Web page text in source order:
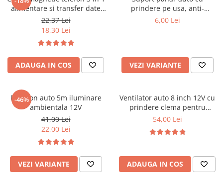
Plasa elastica & Organizator Auto
Prelate Auto
Scrumiere Auto
Stergatoare Parbriz
Suport Auto Ochelari
Suporti Numar Inmatriculare
Suporti Pahar Auto
Suporti Telefon Auto
Tetiera Auto
alimentare si transfer date
universal cu 3 capete
22,37 Lei
18,30 Lei
ADAUGA IN COS
prindere pe usa, anti-
alunecare, universal
6,00 Lei
VEZI VARIANTE
-46%
Fir neon auto 5m iluminare
ambientala 12V
41,00 Lei
22,00 Lei
VEZI VARIANTE
Ventilator auto 8 inch 12V cu
prindere clema pentru
masina
54,00 Lei
ADAUGA IN COS